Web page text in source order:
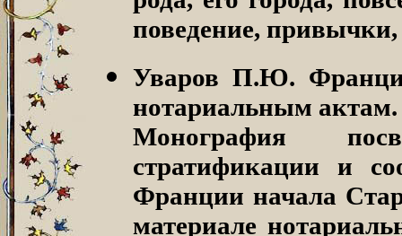
поведение,
Уваров П.Ю.
нотариальным актам
Монография
стратификации и
Франции начала
материале